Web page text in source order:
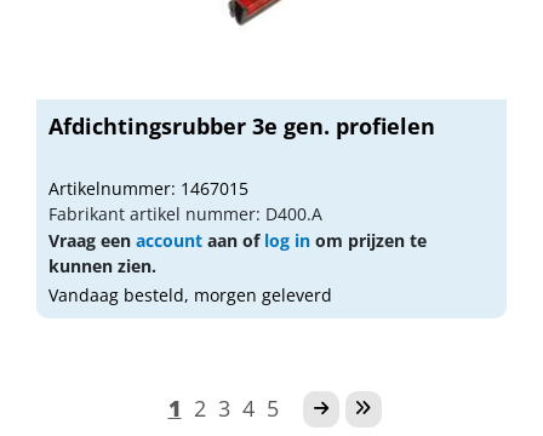
Afdichtingsrubber 3e gen. profielen
Artikelnummer: 1467015
Fabrikant artikel nummer: D400.A
Vraag een account aan of log in om prijzen te
kunnen zien.
Vandaag besteld, morgen geleverd
1 2 3 4 5